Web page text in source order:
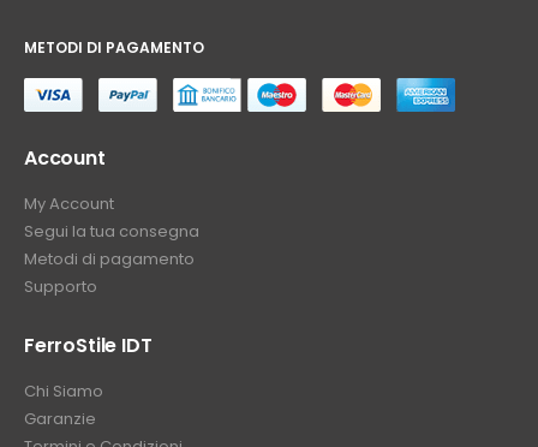
METODI DI PAGAMENTO
Account
My Account
Segui la tua consegna
Metodi di pagamento
Supporto
FerroStile IDT
Chi Siamo
Garanzie